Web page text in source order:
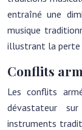
entraîné une
musique
illustrant la perte
Conflits
Les conflits
dévastateur
instruments